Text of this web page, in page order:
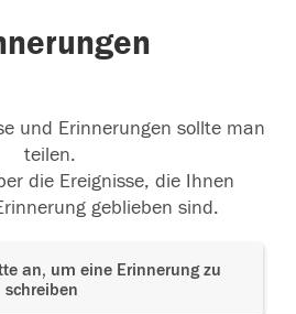
und Erinnerungen sollte man
teilen.
die Ereignisse, die Ihnen
geblieben sind.
an, um eine Erinnerung zu
schreiben